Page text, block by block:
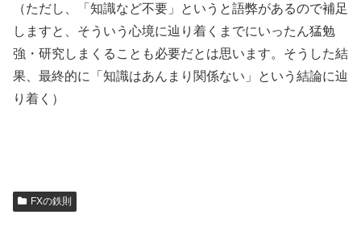
（ただし、「知識など不要」というと語弊があるので補足
しますと、そういう心境に辿り着くまでにいったん猛勉
強・研究しまくることも必要だとは思います。そうした結
果、最終的に「知識はあんまり関係ない」という結論に辿
り着く）
FXの鉄則